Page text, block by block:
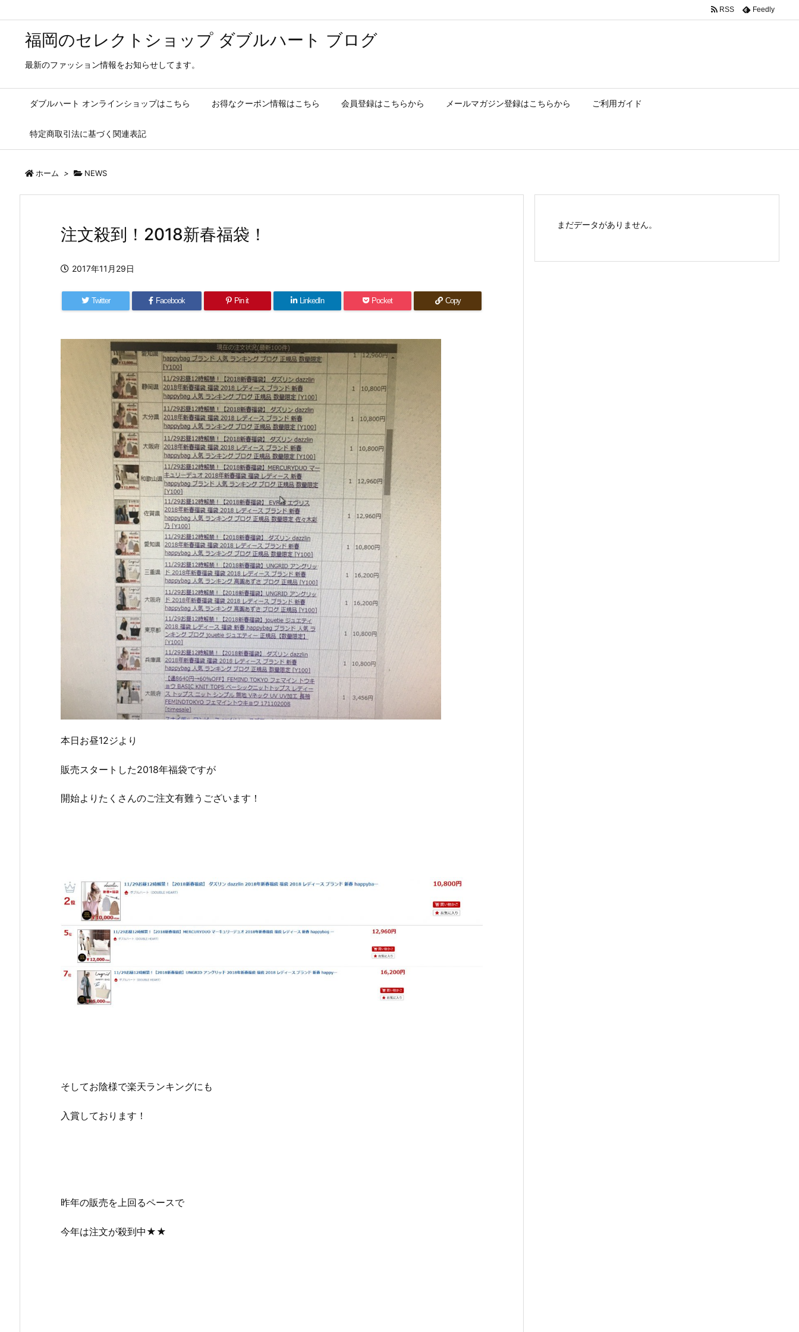
福岡のセレクトショップ ダブルハート ブログ
最新のファッション情報をお知らせしてます。
ダブルハート オンラインショップはこちら お得なクーポン情報はこちら 会員登録はこちらから メールマガジン登録はこちらから ご利用ガイド
特定商取引法に基づく関連表記
RSS Feedly
ホーム > NEWS
注文殺到！2018新春福袋！
2017年11月29日
Twitter Facebook Pin it LinkedIn Pocket Copy
本日お昼12ジより
販売スタートした2018年福袋ですが
開始よりたくさんのご注文有難うございます！
そしてお陰様で楽天ランキングにも
入賞しております！
昨年の販売を上回るペースで
今年は注文が殺到中★★
まだデータがありません。